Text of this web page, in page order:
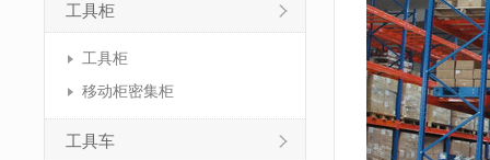
工具柜
工具柜
移动柜密集柜
工具车